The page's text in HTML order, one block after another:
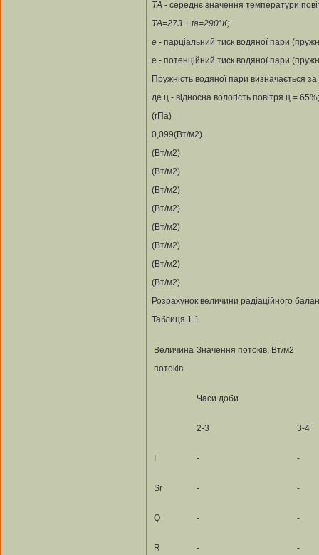
ТА - середнє значення температури
ТА=273 + ta=290°К;
е - парціальний тиск водяної пари
е - потенційний тиск водяної пари
Пружність водяної пари визначається
де ц - відносна вологість повітря ц =
(гПа)
0,099(Вт/м2)
(Вт/м2)
(Вт/м2)
(Вт/м2)
(Вт/м2)
(Вт/м2)
(Вт/м2)
(Вт/м2)
(Вт/м2)
Розрахунок величини радіаційного
Таблиця 1.1
Величина
потоків
Значення потоків, Вт/м2
Часи доби
2-3 3-4
- -
Sr - -
Q - -
R - -